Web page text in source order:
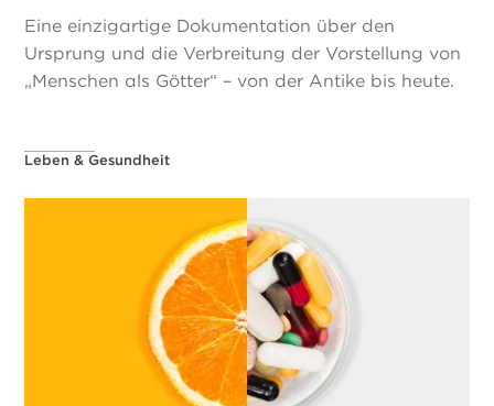
Eine einzigartige Dokumentation über den
Ursprung und die Verbreitung der Vorstellung von
„Menschen als Götter“ – von der Antike bis heute.
Leben & Gesundheit